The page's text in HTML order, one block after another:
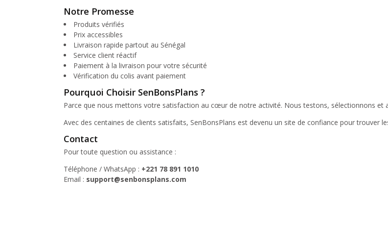
Notre Promesse
Produits vérifiés
Prix accessibles
Livraison rapide partout au Sénégal
Service client réactif
Paiement à la livraison pour votre sécurité
Vérification du colis avant paiement
Pourquoi Choisir SenBonsPlans ?
Parce que nous mettons votre satisfaction au cœur de notre activité. Nous testons, sélectionnons et
Avec des centaines de clients satisfaits, SenBonsPlans est devenu un site de confiance pour trouver
Contact
Pour toute question ou assistance :
Téléphone / WhatsApp : +221 78 891 1010
Email : support@senbonsplans.com